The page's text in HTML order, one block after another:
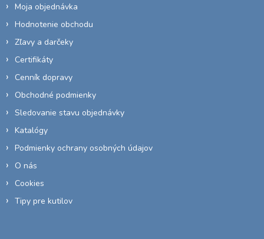
Moja objednávka
Hodnotenie obchodu
Zľavy a darčeky
Certifikáty
Cenník dopravy
Obchodné podmienky
Sledovanie stavu objednávky
Katalógy
Podmienky ochrany osobných údajov
O nás
Cookies
Tipy pre kutilov